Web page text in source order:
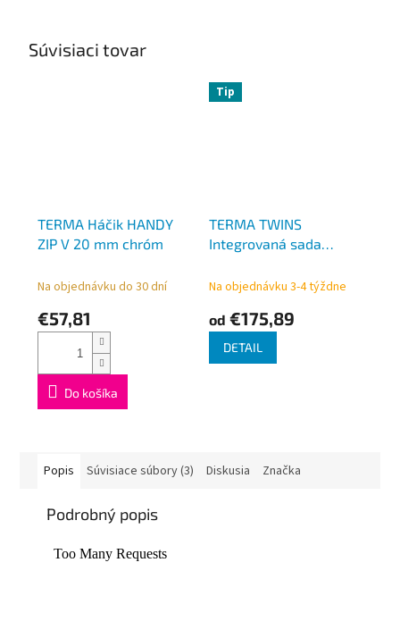
Súvisiaci tovar
TERMA Háčik HANDY
ZIP V 20 mm chróm
Na objednávku do 30 dní
€57,81
Do košíka
Tip
TERMA TWINS
Integrovaná sada
ONE H-3000 rôzne
rohová
Na objednávku 3-4 týždne
od €175,89
DETAIL
Popis Súvisiace súbory (3) Diskusia Značka
Podrobný popis